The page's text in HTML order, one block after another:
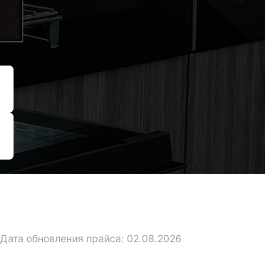
Дата обновления прайса: 02.08.2026